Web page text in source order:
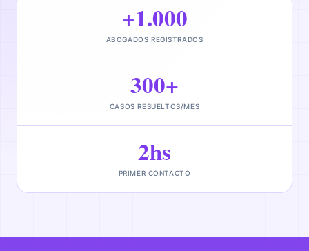
+1.000
ABOGADOS REGISTRADOS
300+
CASOS RESUELTOS/MES
2hs
PRIMER CONTACTO